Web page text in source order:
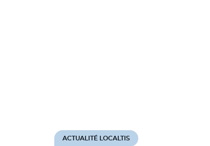
ACTUALITÉ LOCALTIS